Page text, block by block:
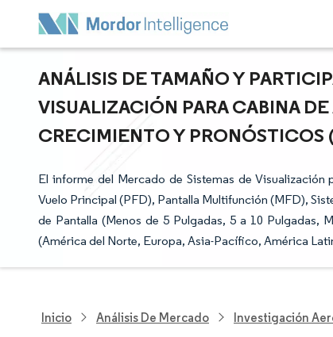
ANÁLISIS DE TAMAÑO Y
VISUALIZACIÓN PARA CABINA
CRECIMIENTO Y PRONÓSTICOS
El informe del Mercado de Sistemas de
Vuelo Principal (PFD), Pantalla Multifunción (MFD),
de Pantalla (Menos de 5 Pulgadas, 5 a 10 Pulgadas,
(América del Norte, Europa, Asia-Pacífico, América
Inicio Análisis De Mercado Investigación